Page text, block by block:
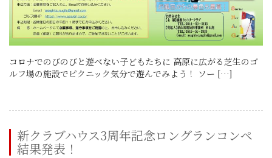
コロナでのびのびと遊べない子どもたちに 高原に広がる芝生のゴ
ルフ場の施設でピクニック気分で遊んでみよう！ ソー […]
新クラブハウス3周年記念ロングランコンペ
結果発表！